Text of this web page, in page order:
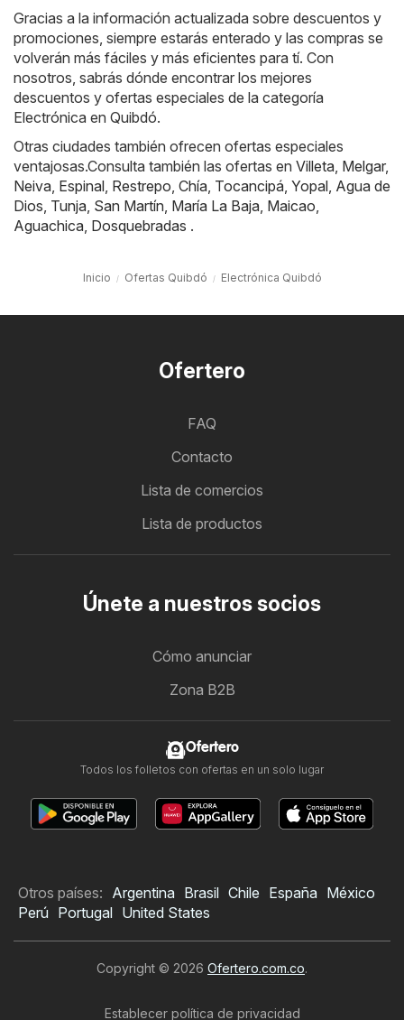
Gracias a la información actualizada sobre descuentos y
promociones, siempre estarás enterado y las compras se
volverán más fáciles y más eficientes para tí. Con
nosotros, sabrás dónde encontrar los mejores
descuentos y ofertas especiales de la categoría
Electrónica en Quibdó.
Otras ciudades también ofrecen ofertas especiales
ventajosas.Consulta también las ofertas en Villeta, Melgar,
Neiva, Espinal, Restrepo, Chía, Tocancipá, Yopal, Agua de
Dios, Tunja, San Martín, María La Baja, Maicao,
Aguachica, Dosquebradas .
Inicio Ofertas Quibdó Electrónica Quibdó
Ofertero
FAQ
Contacto
Lista de comercios
Lista de productos
Únete a nuestros socios
Cómo anunciar
Zona B2B
Ofertero
Todos los folletos con ofertas en un solo lugar
Otros países: Argentina Brasil Chile España México
Perú Portugal United States
Copyright © 2026 Ofertero.com.co.
Establecer política de privacidad